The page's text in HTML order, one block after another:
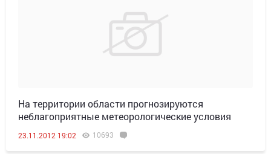
На территории области прогнозируются
неблагоприятные метеорологические условия
23.11.2012 19:02 10693